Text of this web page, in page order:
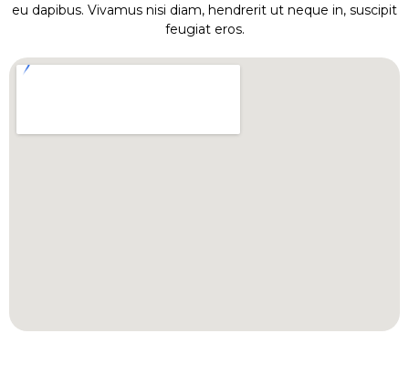
eu dapibus. Vivamus nisi diam, hendrerit ut neque in, suscipit
feugiat eros.